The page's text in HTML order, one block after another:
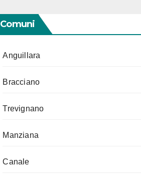
Comuni
Anguillara
Bracciano
Trevignano
Manziana
Canale